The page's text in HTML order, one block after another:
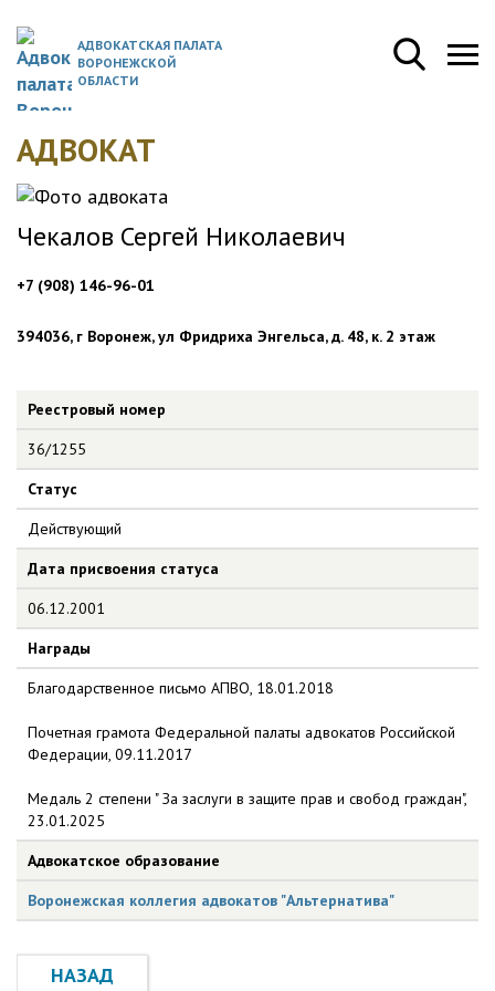
АДВОКАТСКАЯ ПАЛАТА
ВОРОНЕЖСКОЙ
ОБЛАСТИ
АДВОКАТ
Чекалов Сергей Николаевич
+7 (908) 146-96-01
394036, г Воронеж, ул Фридриха Энгельса, д. 48, к. 2 этаж
Реестровый номер
36/1255
Статус
Действующий
Дата присвоения статуса
06.12.2001
Награды
Благодарственное письмо АПВО, 18.01.2018
Почетная грамота Федеральной палаты адвокатов Российской
Федерации, 09.11.2017
Медаль 2 степени " За заслуги в защите прав и свобод граждан",
23.01.2025
Адвокатское образование
Воронежская коллегия адвокатов "Альтернатива"
НАЗАД